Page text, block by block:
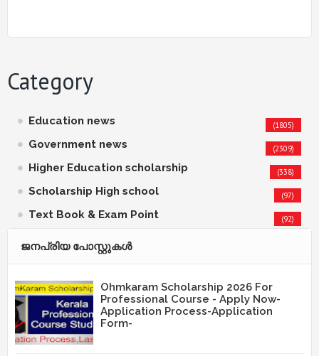
Category
Education news (1805)
Government news (2309)
Higher Education scholarship (338)
Scholarship High school (97)
Text Book & Exam Point (92)
ജനപ്രിയ പോസ്റ്റുകള്‍‌
Ohmkaram Scholarship 2026 For
Professional Course - Apply Now-
Application Process-Application
Form-